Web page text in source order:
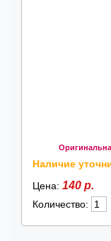
Наличие
Цена: 140 р.
Количество: